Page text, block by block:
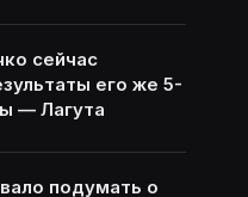
сейчас
его же 5-
— Лагута
подумать о